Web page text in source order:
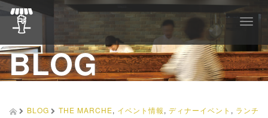
T
g
g
l
e
BLOG
BLOG THE MARCHE, イベント情報, ディナーイベント , ランチ